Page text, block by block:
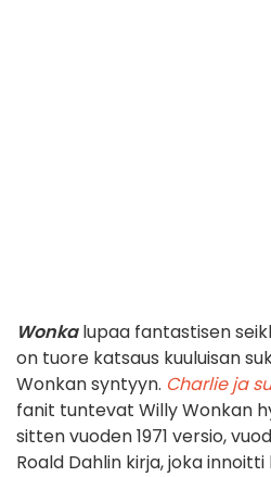
Wonkalupaa fantastisen
on tuore katsaus kuuluisan
Wonkan syntyyn. Charlie ja
fanit tuntevat Willy Wonkan
sitten vuoden 1971 versio,
Roald Dahlin kirja, joka innoitti